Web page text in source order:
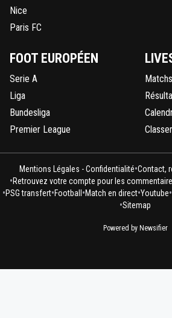
Nice
Paris FC
FOOT EUROPÉEN
Serie A
Liga
Bundesliga
Premier League
Mentions Légales - Confidentialité•Contact,
•Retrouvez votre compte pour les
•PSG transfert•Football •Match en direct•Youtube•
•Sitemap
Powered by Newsifier